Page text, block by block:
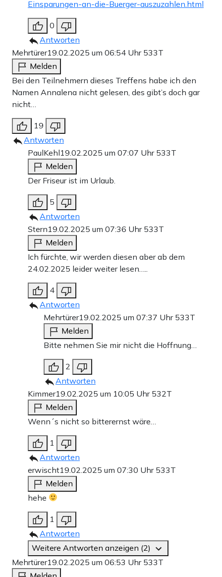
Einsparungen-an-die-Buerger-auszuzahlen.html
0
Antworten
Mehrtürer19.02.2025 um 06:54 Uhr 533T
Melden
Bei den Teilnehmern dieses Treffens habe ich den
Namen Annalena nicht gelesen, des gibt’s doch gar
nicht…
19
Antworten
PaulKehl19.02.2025 um 07:07 Uhr 533T
Melden
Der Friseur ist im Urlaub.
5
Antworten
Stern19.02.2025 um 07:36 Uhr 533T
Melden
Ich fürchte, wir werden diesen aber ab dem
24.02.2025 leider weiter lesen…..
4
Antworten
Mehrtürer19.02.2025 um 07:37 Uhr 533T
Melden
Bitte nehmen Sie mir nicht die Hoffnung…
2
Antworten
Kimmer19.02.2025 um 10:05 Uhr 532T
Melden
Wenn´s nicht so bitterernst wäre…
1
Antworten
erwischt19.02.2025 um 07:30 Uhr 533T
Melden
hehe
1
Antworten
Weitere Antworten anzeigen (2)
Mehrtürer19.02.2025 um 06:53 Uhr 533T